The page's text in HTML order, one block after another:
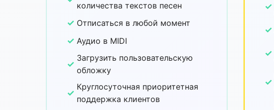
количества текстов песен
✓ Отписаться в любой момент
✓ Аудио в MIDI
✓
Загрузить пользовательскую
обложку
✓
Круглосуточная приоритетная
поддержка клиентов
✓
✓
✓
✓